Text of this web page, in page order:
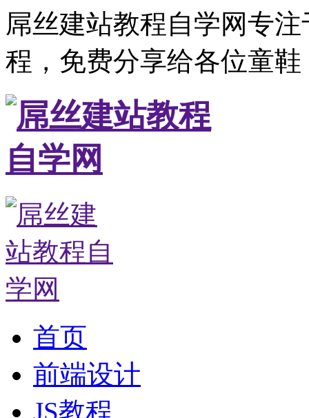
屌丝建站教程自学网专
程，免费分享给各位童
首页
前端设计
JS教程